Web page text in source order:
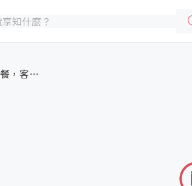
義大利麵餐廳單點加購套餐，客戶...